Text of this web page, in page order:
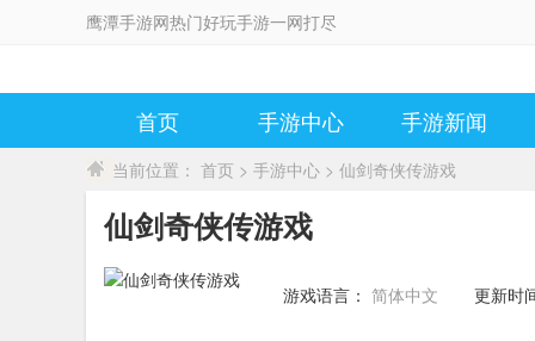
鹰潭手游网热门好玩手游一网打尽
首页 手游中心 手游新闻
当前位置： 首页 > 手游中心 > 仙剑奇侠传游戏
仙剑奇侠传游戏
游戏语言： 简体中文
更新时